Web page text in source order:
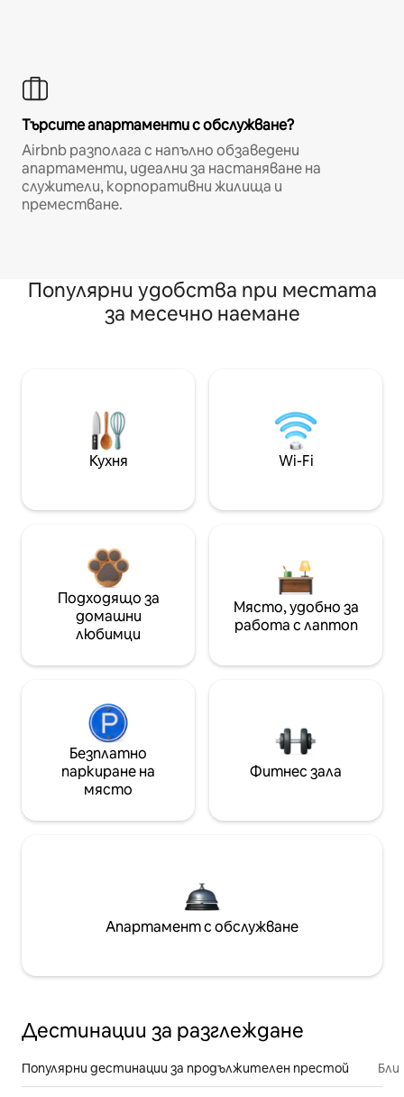
Търсите апартаменти с обслужване?
Airbnb разполага с напълно обзаведени
апартаменти, идеални за настаняване на
служители, корпоративни жилища и
преместване.
Популярни удобства при местата
за месечно наемане
Кухня Wi-Fi
Подходящо за
домашни
любимци
Място, удобно за
работа с лаптоп
Безплатно
паркиране на
място
Фитнес зала
Апартамент с обслужване
Дестинации за разглеждане
Популярни дестинации за продължителен престой